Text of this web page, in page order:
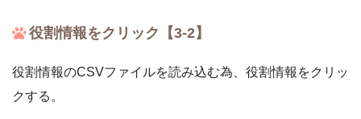
役割情報をクリック【3-2】
役割情報のCSVファイルを読み込む為、役割情報をクリッ
クする。